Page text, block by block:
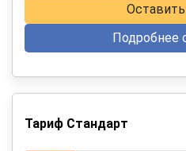
Подробнее
Тариф Стандарт